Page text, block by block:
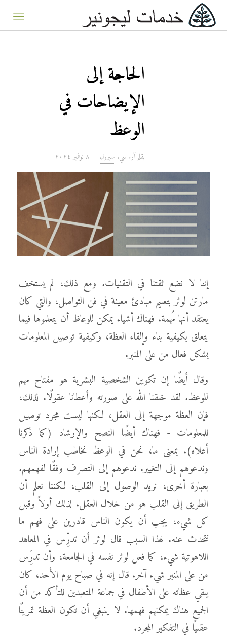
الحاجة إلى
الإيضاحات في
الوعظ
بقلم آر. سي. سبرول — ۸ نوفمبر ۲۰۲٤
إننا لا نضع ثقتنا في التقنيات. ومع ذلك، لم يستخف
مارتن لوثر بتعليم مبادئ معينة في فن التواصل، والتي كان
يعتقد أنها مُهمة. فهناك أشياء يمكن للوعاظ أن يتعلموها فيما
يتعلق بكيفية بناء وإلقاء العظة، وكيفية توصيل المعلومات
بشكل فعال من على المنبر.
وقال أيضًا إن تكوين الشخصية البشرية هو مفتاح مهم
للوعظ. لقد خلقنا الله على صورته وأعطانا عقولًا. لذلك،
فإن العظة موجهة إلى العقل، لكنها ليست مجرد توصيل
للمعلومات - فهناك أيضًا النصح والإرشاد (كما ذكرنا
أعلاه). بمعنى ما، نحن في الوعظ نخاطب إرادة الناس
وندعوهم إلى التغيير. ندعوهم إلى التصرف وفقًا لفهمهم.
بعبارة أخرى، نريد الوصول إلى القلب، لكننا نعلم أن
الطريق إلى القلب هو من خلال العقل. لذلك أولاً وقبل
كل شيء، يجب أن يكون الناس قادرين على فهم ما
نتحدث عنه. لهذا السبب قال لوثر أن تدرِّس في المعاهد
اللاهوتية شيء، كما فعل لوثر نفسه في الجامعة، وأن تدرِّس
من على المنبر شيء آخر. قال إنه في صباح يوم الأحد، كان
يلقي عظاته على الأطفال في جماعة المتعبدين للتأكد من أن
الجميع هناك يمكنهم فهمها. لا ينبغي أن تكون العظة تمرينًا
عقليًا في التفكير المجرد.